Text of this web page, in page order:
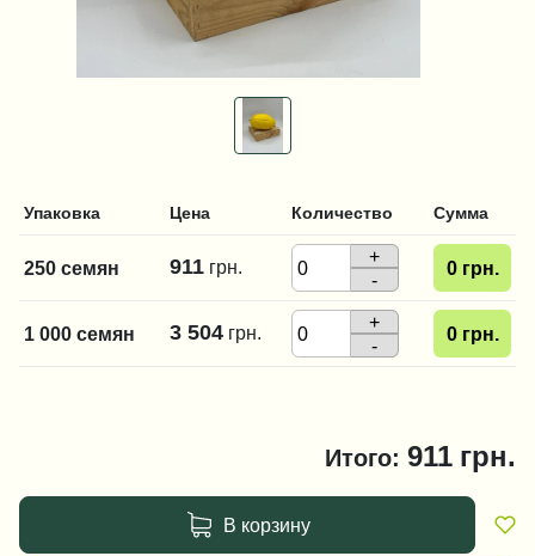
Упаковка Цена Количество Сумма
250 семян 911 грн.
+
-
0 грн.
1 000 семян 3 504 грн.
+
-
0 грн.
Итого: 911 грн.
В корзину